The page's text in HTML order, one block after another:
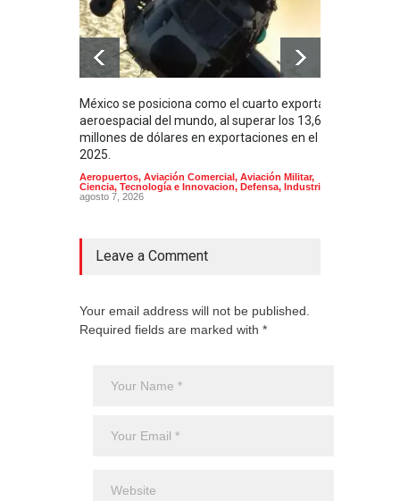
México se posiciona como el cuarto exportador
aeroespacial del mundo, al superar los 13,600
millones de dólares en exportaciones en el
2025.
Aeropuertos, Aviación Comercial, Aviación Militar,
Ciencia, Tecnología e Innovacion, Defensa, Industria
agosto 7, 2026
Leave a Comment
Your email address will not be published.
Required fields are marked with *